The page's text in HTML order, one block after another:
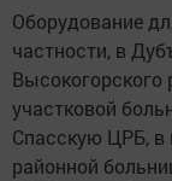
Оборудование
частности, в
Высокогорского
участковой
Спасскую ЦРБ, в
районной